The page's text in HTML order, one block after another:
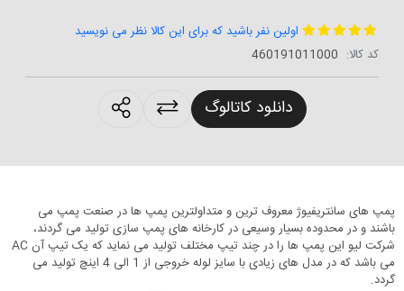
اولین نفر باشید که برای این کالا نظر می نویسید
کد کالا: 460191011000
دانلود کاتالوگ
پمپ های سانتریفیوژ معروف ترین و متداولترین پمپ ها در صنعت پمپ می
باشند و در محدوده بسیار وسیعی در کارخانه های پمپ سازی تولید می گردند،
شرکت لیو این پمپ ها را در چند تیپ مختلف تولید می نماید که یک تیپ آن AC
می باشد که در مدل های زیادی با سایز لوله خروجی از 1 الی 4 اینچ تولید می
گردد.